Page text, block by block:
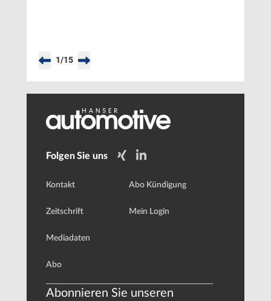
1/15
Folgen Sie uns
Kontakt
Zeitschrift
Mediadaten
Abo
Abo Kündigung
Mein Login
Abonnieren Sie unseren